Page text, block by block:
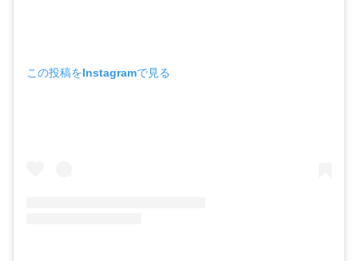
この投稿をInstagramで見る